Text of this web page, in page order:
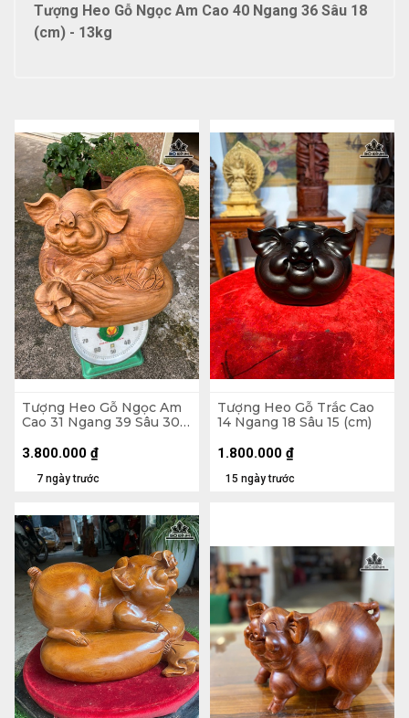
Tượng Heo Gỗ Ngọc Am Cao 40 Ngang 36 Sâu 18
(cm) - 13kg
Tượng Heo Gỗ Ngọc Am
Cao 31 Ngang 39 Sâu 30
7 ngày trước
3.800.000 ₫
Tượng Heo Gỗ Trắc Cao
14 Ngang 18 Sâu 15 (cm)
15 ngày trước
1.800.000 ₫